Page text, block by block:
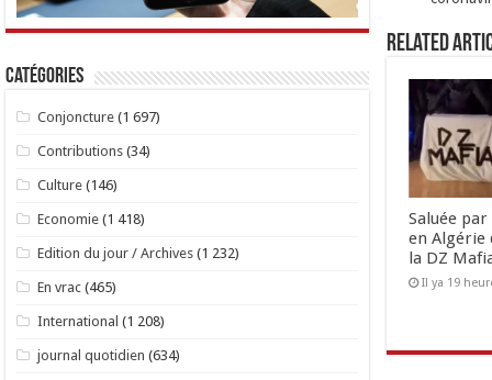
Related
Saluée
en Algérie
la DZ
Il ya 19
Catégories
Conjoncture (1 697)
Contributions (34)
Culture (146)
Economie (1 418)
Edition du jour / Archives (1 232)
En vrac (465)
International (1 208)
journal quotidien (634)